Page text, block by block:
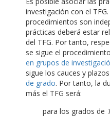
investigación con el
procedimientos son
prácticas deberá estar
del TFG. Por tanto,
se sigue el
en grupos de
sigue los cauces y
de grado. Por tanto, la
más el TFG será:
para los grados de